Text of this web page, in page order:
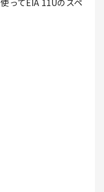
ってEIA 11Uのスペ